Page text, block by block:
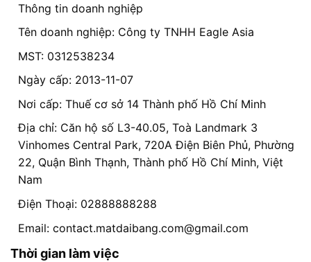
Thông tin doanh nghiệp
Tên doanh nghiệp: Công ty TNHH Eagle Asia
MST: 0312538234
Ngày cấp: 2013-11-07
Nơi cấp: Thuế cơ sở 14 Thành phố Hồ Chí Minh
Địa chỉ: Căn hộ số L3-40.05, Toà Landmark 3
Vinhomes Central Park, 720A Điện Biên Phủ, Phường
22, Quận Bình Thạnh, Thành phố Hồ Chí Minh, Việt
Nam
Điện Thoại: 02888888288
Email: contact.matdaibang.com@gmail.com
Thời gian làm việc